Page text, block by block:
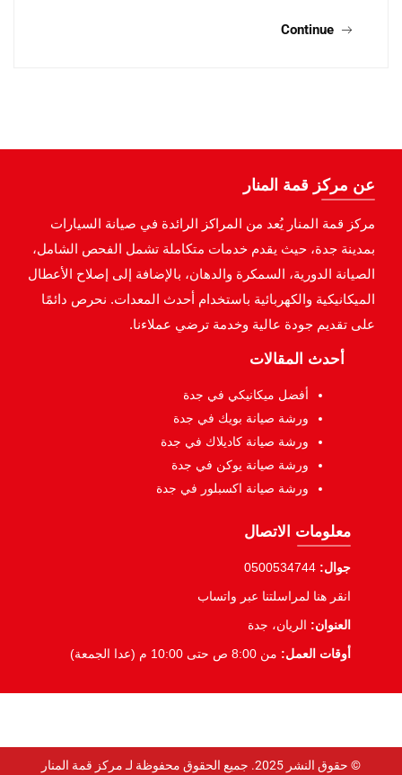
Continue
عن مركز قمة المنار
مركز قمة المنار يُعد من المراكز الرائدة في صيانة السيارات
بمدينة جدة، حيث يقدم خدمات متكاملة تشمل الفحص الشامل،
الصيانة الدورية، السمكرة والدهان، بالإضافة إلى إصلاح الأعطال
الميكانيكية والكهربائية باستخدام أحدث المعدات. نحرص دائمًا
على تقديم جودة عالية وخدمة ترضي عملاءنا.
أحدث المقالات
أفضل ميكانيكي في جدة
ورشة صيانة بويك في جدة
ورشة صيانة كاديلاك في جدة
ورشة صيانة يوكن في جدة
ورشة صيانة اكسبلور في جدة
معلومات الاتصال
جوال: 0500534744
انقر هنا لمراسلتنا عبر واتساب
العنوان: الريان، جدة
أوقات العمل: من 8:00 ص حتى 10:00 م (عدا الجمعة)
© حقوق النشر 2025. جميع الحقوق محفوظة لـ مركز قمة المنار